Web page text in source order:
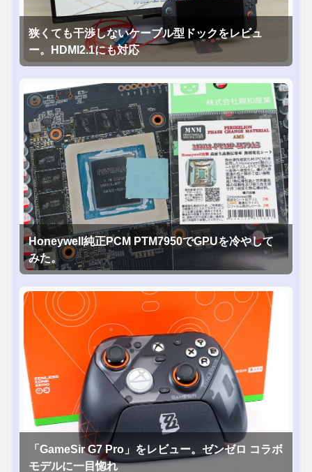
狭くても干渉しないケーブル型ドックをレビュ
ー。HDMI2.1にも対応
Honeywell純正PCM PTM7950でGPUを冷やして
みた。
「GameSir G7 Pro」をレビュー。ゼンゼロ コラボ
モデルに一目惚れ